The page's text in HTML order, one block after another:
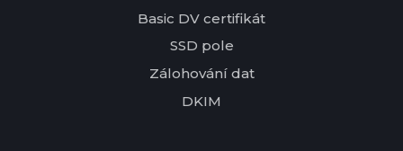
Basic DV certifikát
SSD pole
Zálohování dat
DKIM